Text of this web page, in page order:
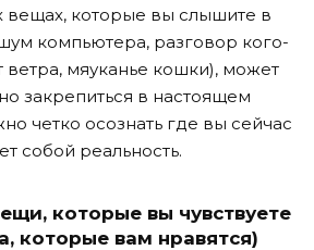
вещах, которые вы слышите в
компьютера, разговор кого-
ветра, мяуканье кошки), может
закрепиться в настоящем
четко осознать где вы сейчас
собой реальность.
которые вы чувствуете
которые вам нравятся)